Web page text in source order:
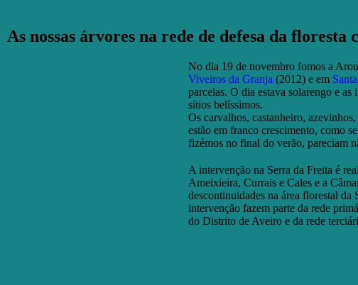
As nossas árvores na rede de defesa da floresta
No dia 19 de novembro fomos a
Viveiros da Granja (2012) e em
parcelas. O dia estava solarengo e
sítios belíssimos.
Os carvalhos, castanheiro,
estão em franco crescimento, como
fizémos no final do verão, pareciam
A intervenção na Serra da Freita é
Ameixieira, Currais e Cales e a
descontinuidades na área florestal
intervenção fazem parte da rede
do Distrito de Aveiro e da rede